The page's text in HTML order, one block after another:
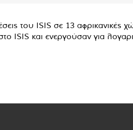
του ISIS σε 13 αφρικανικές
ISIS και ενεργούσαν για